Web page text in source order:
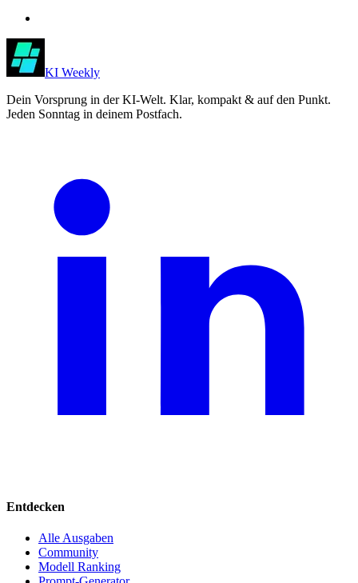
KI Weekly
Dein Vorsprung in der KI-Welt. Klar, kompakt & auf den Punkt.
Jeden Sonntag in deinem Postfach.
Entdecken
Alle Ausgaben
Community
Modell Ranking